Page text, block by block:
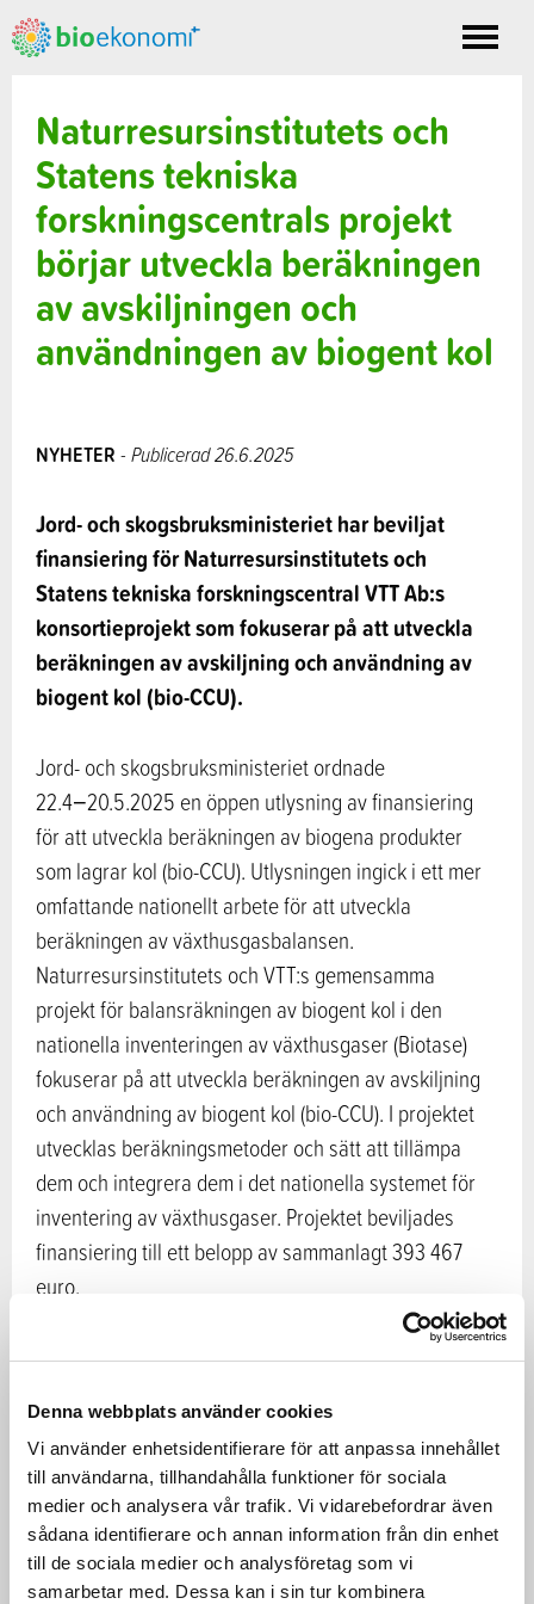
Denna webbplats använder cookies
Vi använder enhetsidentifierare för att anpassa innehållet
till användarna, tillhandahålla funktioner för sociala
medier och analysera vår trafik. Vi vidarebefordrar även
sådana identifierare och annan information från din enhet
till de sociala medier och analysföretag som vi
samarbetar med. Dessa kan i sin tur kombinera
Toggle
Naturresursinstitutets och
Statens tekniska
forskningscentrals projekt
börjar utveckla beräkningen
av avskiljningen och
användningen av biogent kol
NYHETER - Publicerad 26.6.2025
Jord- och skogsbruksministeriet har beviljat
finansiering för Naturresursinstitutets och
Statens tekniska forskningscentral VTT Ab:s
konsortieprojekt som fokuserar på att utveckla
beräkningen av avskiljning och användning av
biogent kol (bio-CCU).
Jord- och skogsbruksministeriet ordnade
22.4−20.5.2025 en öppen utlysning av finansiering
för att utveckla beräkningen av biogena produkter
som lagrar kol (bio-CCU). Utlysningen ingick i ett mer
omfattande nationellt arbete för att utveckla
beräkningen av växthusgasbalansen.
Naturresursinstitutets och VTT:s gemensamma
projekt för balansräkningen av biogent kol i den
nationella inventeringen av växthusgaser (Biotase)
fokuserar på att utveckla beräkningen av avskiljning
och användning av biogent kol (bio-CCU). I projektet
utvecklas beräkningsmetoder och sätt att tillämpa
dem och integrera dem i det nationella systemet för
inventering av växthusgaser. Projektet beviljades
finansiering till ett belopp av sammanlagt 393 467
euro.
Projektet bidrar till genomförandet av klimatplanen för
regeringsprogrammet utvecklingen av enskilda
aktörer och möjligheterna till koldioxidbindning på
marknadsvillkor
I den tredje tilläggsbudgeten för 2024 beviljade
regeringen finansiering för utveckling av beräkningen